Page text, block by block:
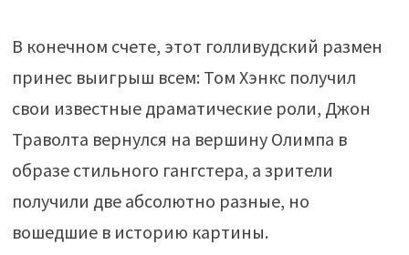
В конечном счете, этот голливудский размен
принес выигрыш всем: Том Хэнкс получил
свои известные драматические роли, Джон
Траволта вернулся на вершину Олимпа в
образе стильного гангстера, а зрители
получили две абсолютно разные, но
вошедшие в историю картины.